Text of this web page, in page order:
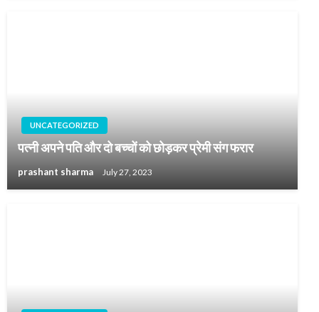
UNCATEGORIZED
पत्नी अपने पति और दो बच्चों को छोड़कर प्रेमी संग फरार
prashant sharma July 27, 2023